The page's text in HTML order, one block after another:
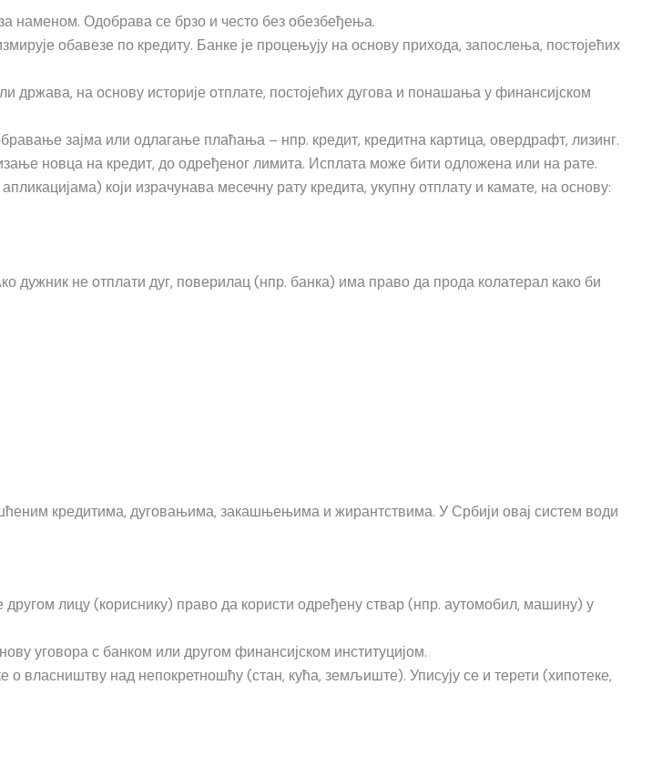
наменом. Одобрава се брзо и често без обезбеђења.
обавезе по кредиту. Банке је процењују на основу прихода, запослења, постојећих
држава, на основу историје отплате, постојећих дугова и понашања у финансијском
зајма или одлагање плаћања – нпр. кредит, кредитна картица, овердрафт, лизинг.
новца на кредит, до одређеног лимита. Исплата може бити одложена или на рате.
који израчунава месечну рату кредита, укупну отплату и камате, на основу:
дужник не отплати дуг, поверилац (нпр. банка) има право да прода колатерал како би
кредитима, дуговањима, закашњењима и жирантствима. У Србији овај систем води
лицу (кориснику) право да користи одређену ствар (нпр. аутомобил, машину) у
уговора с банком или другом финансијском институцијом.
о власништву над непокретношћу (стан, кућа, земљиште). Уписују се и терети (хипотеке,